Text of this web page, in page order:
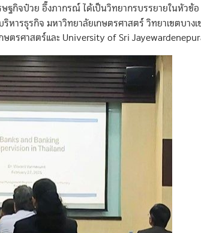
ฐกิจป๋วย อึ๊งภากรณ์ ได้เป็นวิทยากรบรรยายในหัวข้อ
รธุรกิจ มหาวิทยาลัยเกษตรศาสตร์ วิทยาเขตบางเ
ษตรศาสตร์และ University of Sri